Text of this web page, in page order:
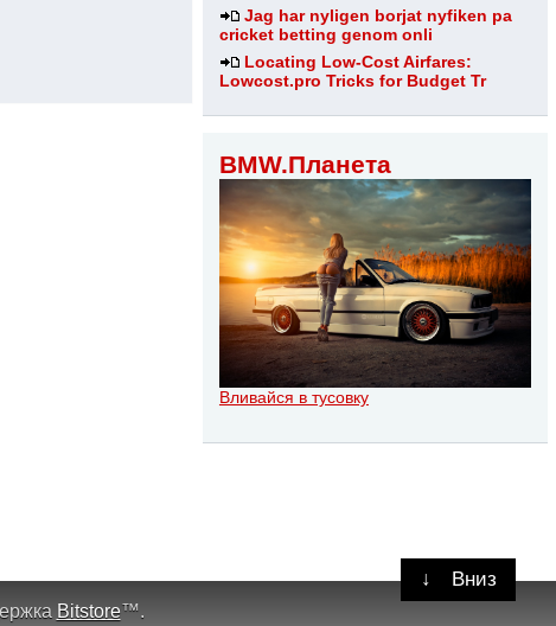
↓ Вниз
Jag har nyligen borjat nyfiken pa
cricket betting genom onli
Locating Low-Cost Airfares:
Lowcost.pro Tricks for Budget Tr
BMW.Планета
Вливайся в тусовку
Bitstore™.